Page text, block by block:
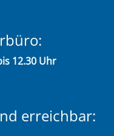
12.30 Uhr
erreichbar: